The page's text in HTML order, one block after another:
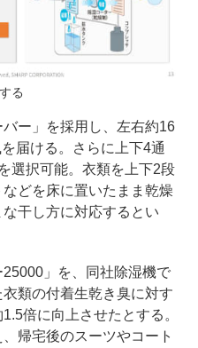
る
ー」を採用し、左右約16
届ける。さらに上下4通
選択可能。衣類を上下2段
どを床に置いたまま乾燥
干し方に対応するとい
」を、同社除湿機で
類の付着生乾き臭に対す
倍に向上させたとする。
帰宅後のスーツやコート